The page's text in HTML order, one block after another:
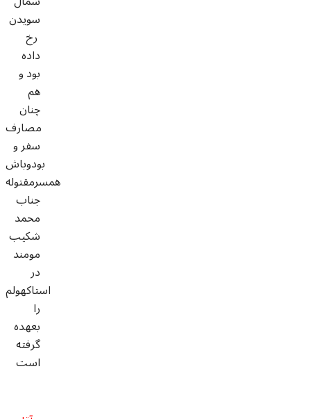
سویدن
رخ
داده
بود و
هم
چنان
مصارف
سفر و
بودوباش
همسرمقتوله
جناب
محمد
شکیب
مومند
در
استاکهولم
را
بعهده
گرفته
است